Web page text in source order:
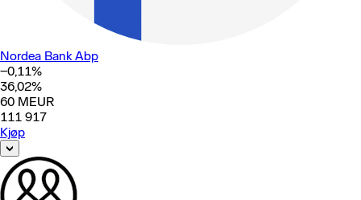
Nordea Bank Abp
−0,11%
36,02%
60 MEUR
111 917
Kjøp